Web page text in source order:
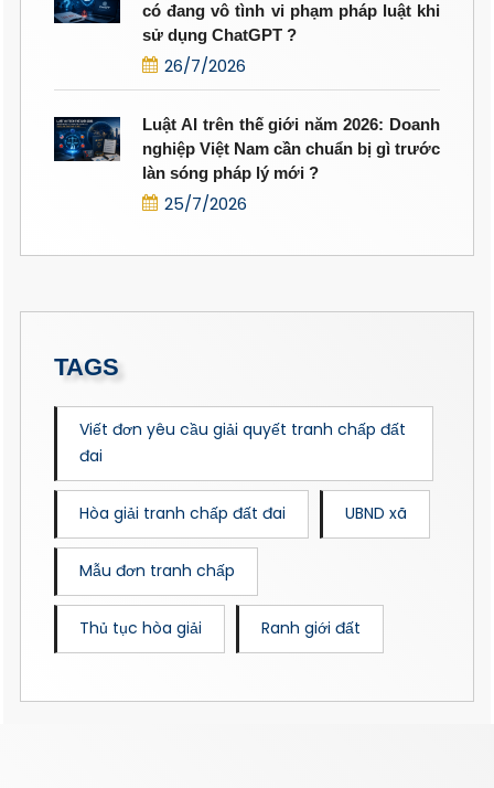
có đang vô tình vi phạm pháp luật khi
sử dụng ChatGPT ?
26/7/2026
Luật AI trên thế giới năm 2026: Doanh
nghiệp Việt Nam cần chuẩn bị gì trước
làn sóng pháp lý mới ?
25/7/2026
TAGS
Viết đơn yêu cầu giải quyết tranh chấp đất
đai
Hòa giải tranh chấp đất đai UBND xã
Mẫu đơn tranh chấp
Thủ tục hòa giải Ranh giới đất